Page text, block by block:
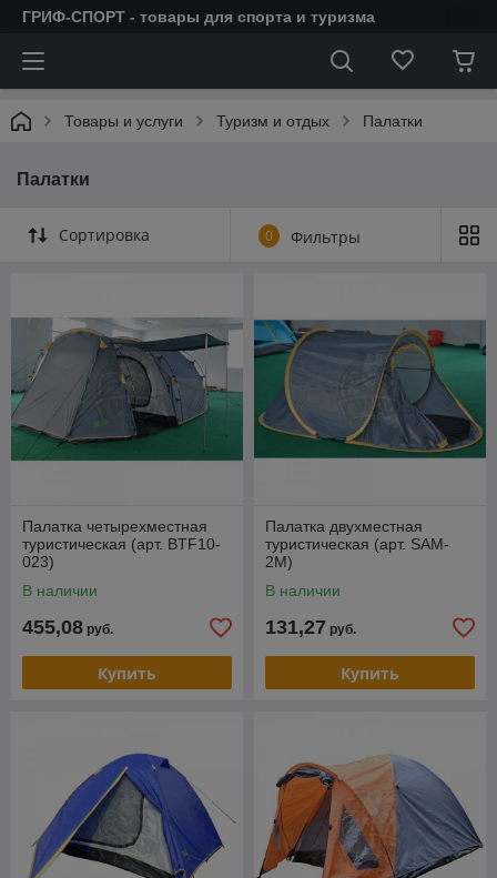
ГРИФ-СПОРТ - товары для спорта и туризма
Товары и услуги Туризм и отдых Палатки
Палатки
Сортировка 0 Фильтры
Палатка четырехместная
туристическая (арт. BTF10-
023)
В наличии
455,08 руб.
Купить
Палатка двухместная
туристическая (арт. SAM-
2M)
В наличии
131,27 руб.
Купить